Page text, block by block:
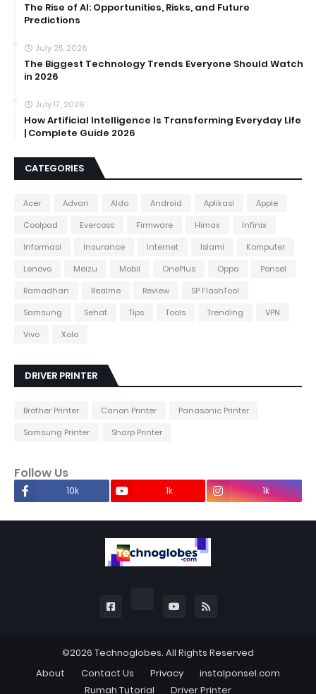
The Rise of AI: Opportunities, Risks, and Future
Predictions
July 25, 2026
The Biggest Technology Trends Everyone Should Watch
in 2026
July 17, 2026
How Artificial Intelligence Is Transforming Everyday Life
| Complete Guide 2026
CATEGORIES
Acer Advan Aldo Android Aplikasi
Apple
Coolpad
Evercoss Firmware Himax
Infinix
Informasi
Insurance Internet Islami
Komputer
Lenovo
Meizu Mobil OnePlus Oppo
Ponsel
Ramadhan
Realme Review
SP FlashTool
Samsung
Sehat Tips Tools Trending
VPN
Vivo
Xolo
DRIVER PRINTER
Brother Printer Canon Printer
Panasonic Printer
Samsung Printer
Sharp Printer
Follow Us
10k 1k 1k
©2026 Technoglobes. All Rights Reserved
About
Contact Us Privacy
instalponsel.com
Rumah Tutorial
Driver Printer